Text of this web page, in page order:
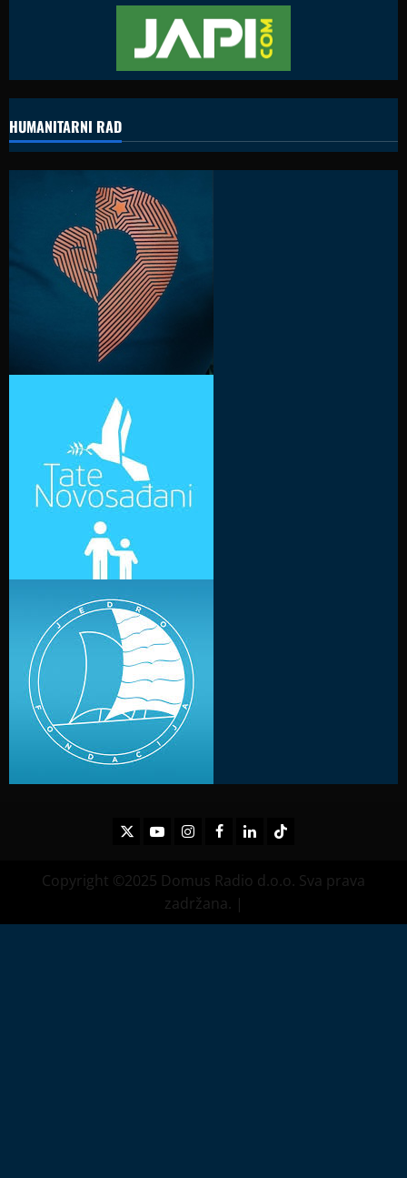
HUMANITARNI RAD
TwitterYoutubeInstagramFacebook
LinkedInTikTok
Copyright ©2025 Domus Radio d.o.o. Sva prava
zadržana. |